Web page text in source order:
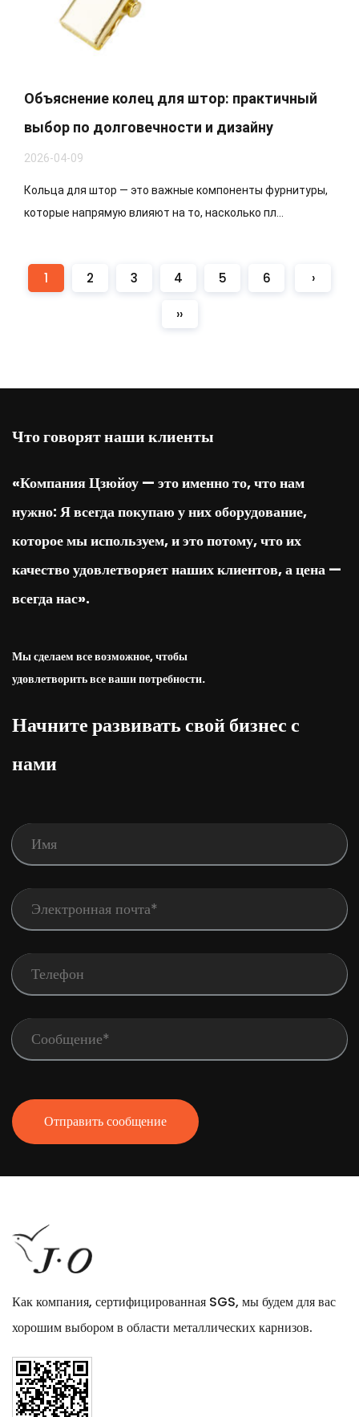
Объяснение колец для штор: практичный
выбор по долговечности и дизайну
2026-04-09
Кольца для штор — это важные компоненты фурнитуры,
которые напрямую влияют на то, насколько пл...
1 2 3 4 5 6 ›
››
Что говорят наши клиенты
«Компания Цзюйоу — это именно то, что нам
нужно: Я всегда покупаю у них оборудование,
которое мы используем, и это потому, что их
качество удовлетворяет наших клиентов, а цена —
всегда нас».
Мы сделаем все возможное, чтобы
удовлетворить все ваши потребности.
Начните развивать свой бизнес с
нами
Отправить сообщение
Как компания, сертифицированная SGS, мы будем для вас
хорошим выбором в области металлических карнизов.